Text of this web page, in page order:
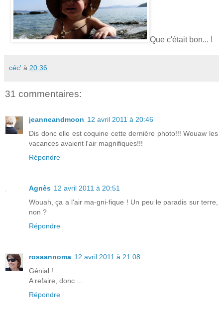
Que c'était bon... !
céc' à 20:36
31 commentaires:
jeanneandmoon 12 avril 2011 à 20:46
Dis donc elle est coquine cette dernière photo!!! Wouaw les
vacances avaient l'air magnifiques!!!
Répondre
Agnès 12 avril 2011 à 20:51
Wouah, ça a l'air ma-gni-fique ! Un peu le paradis sur terre,
non ?
Répondre
rosaannoma 12 avril 2011 à 21:08
Génial !
A refaire, donc ...
Répondre